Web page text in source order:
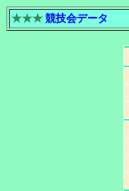
★★★ 競技会データ